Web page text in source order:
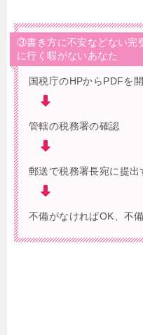
③書き方に不安などない完
に行く暇がないあなた
国税庁のHPからPDFを
管轄の税務署の確認
郵送で税務署長宛に提出
不備がなければOK、不